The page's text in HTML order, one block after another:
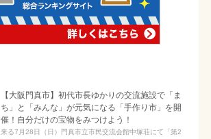
【大阪門真市】初代市長ゆかりの交流施設で「ま
ち」と「みんな」が元気になる「手作り市」を開
催！自分だけの宝物をみつけよう！
来る7月28日（日）門真市立市民交流会館中塚荘にて「第2